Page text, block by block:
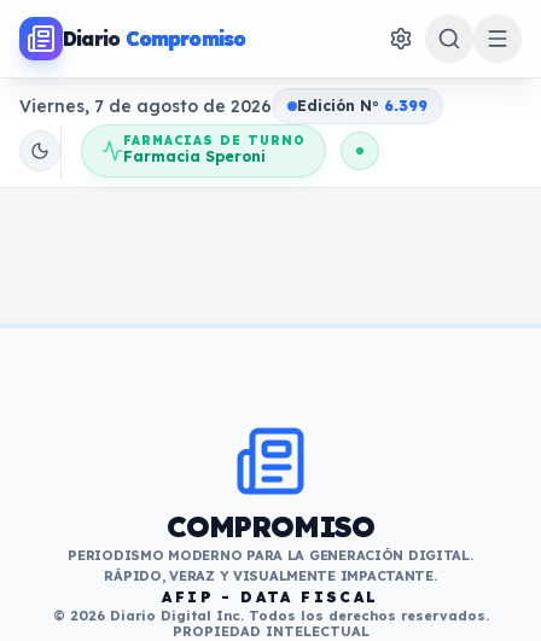
Diario Compromiso
Viernes, 7 de agosto de 2026 Edición No 6.399
FARMACIAS DE TURNO
Farmacia Speroni
COMPROMISO
PERIODISMO MODERNO PARA LA GENERACIÓN DIGITAL.
RÁPIDO, VERAZ Y VISUALMENTE IMPACTANTE.
AFIP - DATA FISCAL
© 2026 Diario Digital Inc. Todos los derechos reservados.
PROPIEDAD INTELECTUAL